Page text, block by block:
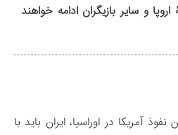
و سایر بازیگران ادامه خواهند
آمریکا در اوراسیا، ایران باید با